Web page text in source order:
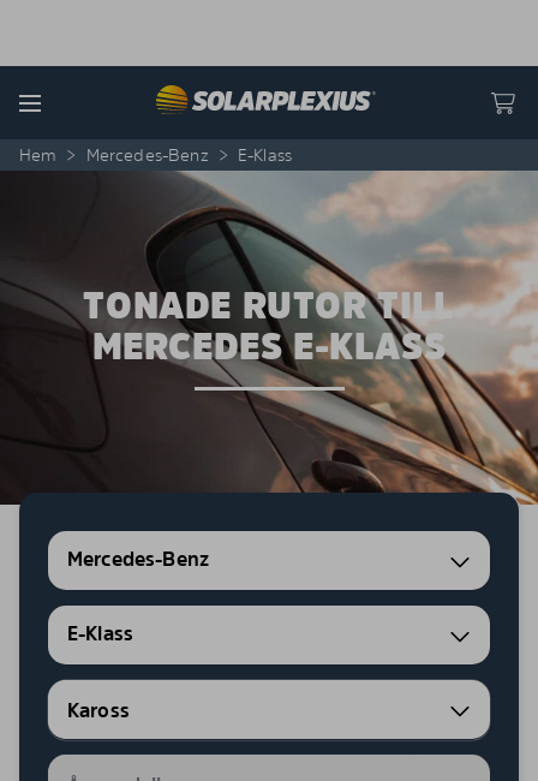
Menu
Hem > Mercedes-Benz > E-Klass
TONADE RUTOR TILL
MERCEDES E-KLASS
Mercedes-Benz
E-Klass